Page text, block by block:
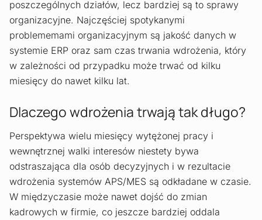
poszczególnych działów, lecz bardziej są to sprawy
organizacyjne. Najczęściej spotykanymi
problememami organizacyjnym są jakość danych w
systemie ERP oraz sam czas trwania wdrożenia, który
w zależności od przypadku może trwać od kilku
miesięcy do nawet kilku lat.
Dlaczego wdrożenia trwają tak długo?
Perspektywa wielu miesięcy wytężonej pracy i
wewnętrznej walki interesów niestety bywa
odstraszająca dla osób decyzyjnych i w rezultacie
wdrożenia systemów APS/MES są odkładane w czasie.
W międzyczasie może nawet dojść do zmian
kadrowych w firmie, co jeszcze bardziej oddala